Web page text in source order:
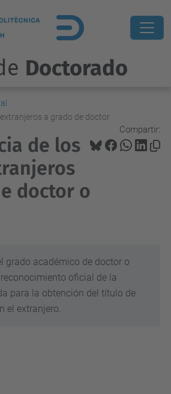
Doctorado
a grado de doctor
Compartir:
de los
doctor o
grado académico de doctor o
oficial de la
para la obtención del título de
el extranjero.